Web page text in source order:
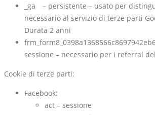
_ga – persistente – usato per
necessario al servizio di terze parti
Durata 2 anni
sessione – necessario per i referral
Cookie di terze parti:
Facebook:
act – sessione